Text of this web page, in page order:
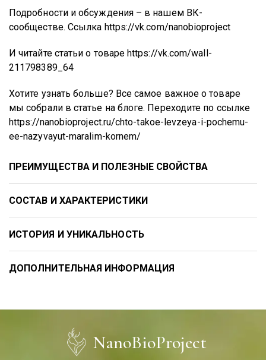
Подробности и обсуждения – в нашем ВК-
сообществе. Ссылка https://vk.com/nanobioproject
И читайте статьи о товаре https://vk.com/wall-
211798389_64
Хотите узнать больше? Все самое важное о товаре
мы собрали в статье на блоге. Переходите по ссылке
https://nanobioproject.ru/chto-takoe-levzeya-i-pochemu-
ee-nazyvayut-maralim-kornem/
ПРЕИМУЩЕСТВА И ПОЛЕЗНЫЕ СВОЙСТВА
СОСТАВ И ХАРАКТЕРИСТИКИ
ИСТОРИЯ И УНИКАЛЬНОСТЬ
ДОПОЛНИТЕЛЬНАЯ ИНФОРМАЦИЯ
NanoBioProject